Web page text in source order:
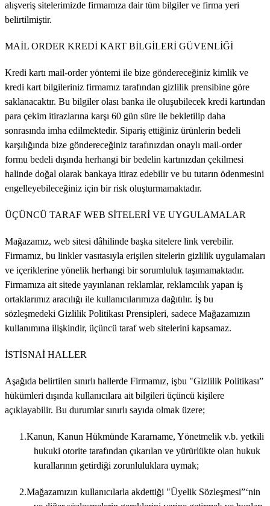
alışveriş sitelerimizde firmamıza dair tüm bilgiler ve firma yeri
belirtilmiştir.
MAİL ORDER KREDİ KART BİLGİLERİ GÜVENLİĞİ
Kredi kartı mail-order yöntemi ile bize göndereceğiniz kimlik ve
kredi kart bilgileriniz firmamız tarafından gizlilik prensibine göre
saklanacaktır. Bu bilgiler olası banka ile oluşubilecek kredi kartından
para çekim itirazlarına karşı 60 gün süre ile bekletilip daha
sonrasında imha edilmektedir. Sipariş ettiğiniz ürünlerin bedeli
karşılığında bize göndereceğiniz tarafınızdan onaylı mail-order
formu bedeli dışında herhangi bir bedelin kartınızdan çekilmesi
halinde doğal olarak bankaya itiraz edebilir ve bu tutarın ödenmesini
engelleyebileceğiniz için bir risk oluşturmamaktadır.
ÜÇÜNCÜ TARAF WEB SİTELERİ VE UYGULAMALAR
Mağazamız, web sitesi dâhilinde başka sitelere link verebilir.
Firmamız, bu linkler vasıtasıyla erişilen sitelerin gizlilik uygulamaları
ve içeriklerine yönelik herhangi bir sorumluluk taşımamaktadır.
Firmamıza ait sitede yayınlanan reklamlar, reklamcılık yapan iş
ortaklarımız aracılığı ile kullanıcılarımıza dağıtılır. İş bu
sözleşmedeki Gizlilik Politikası Prensipleri, sadece Mağazamızın
kullanımına ilişkindir, üçüncü taraf web sitelerini kapsamaz.
İSTİSNAİ HALLER
Aşağıda belirtilen sınırlı hallerde Firmamız, işbu "Gizlilik Politikası”
hükümleri dışında kullanıcılara ait bilgileri üçüncü kişilere
açıklayabilir. Bu durumlar sınırlı sayıda olmak üzere;
1.Kanun, Kanun Hükmünde Kararname, Yönetmelik v.b. yetkili
hukuki otorite tarafından çıkarılan ve yürürlükte olan hukuk
kurallarının getirdiği zorunluluklara uymak;
2.Mağazamızın kullanıcılarla akdettiği "Üyelik Sözleşmesi”‘nin